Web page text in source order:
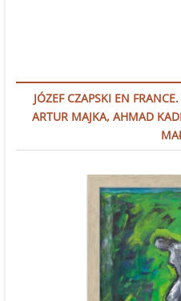
JÓZEF CZAPSKI EN
ARTUR MAJKA, AHMAD